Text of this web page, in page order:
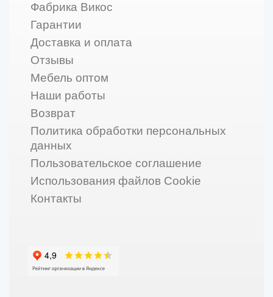
Фабрика Викос
Гарантии
Доставка и оплата
Отзывы
Мебель оптом
Наши работы
Возврат
Политика обработки персональных
данных
Пользовательское соглашение
Использования файлов Cookie
Контакты